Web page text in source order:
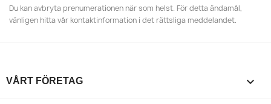
Du kan avbryta prenumerationen när som helst. För detta ändamål,
vänligen hitta vår kontaktinformation i det rättsliga meddelandet.
VÅRT FÖRETAG 